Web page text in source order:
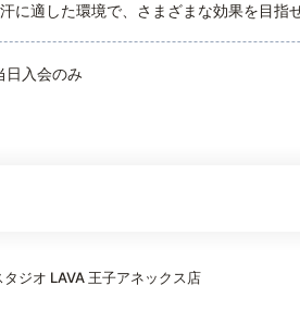
に適した環境で、さまざまな効果を目指
日入会のみ
ジオ LAVA 王子アネックス店